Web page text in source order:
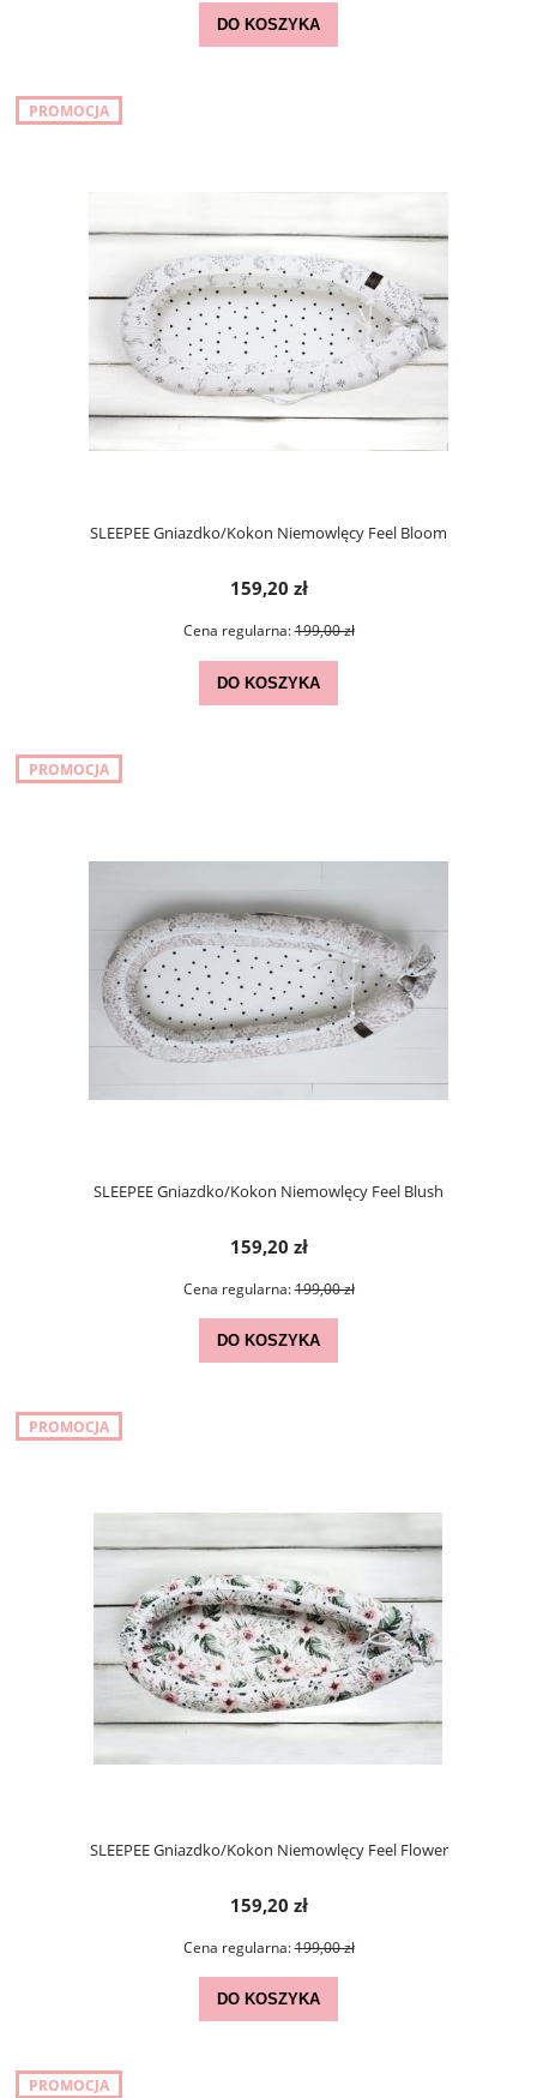
DO KOSZYKA
SLEEPEE Gniazdko/Kokon Niemowlęcy Feel Bloom
159,20 zł
Cena regularna:199,00 zł
DO KOSZYKA
PROMOCJA
SLEEPEE Gniazdko/Kokon Niemowlęcy Feel Blush
159,20 zł
Cena regularna:199,00 zł
DO KOSZYKA
PROMOCJA
SLEEPEE Gniazdko/Kokon Niemowlęcy Feel Flower
159,20 zł
Cena regularna:199,00 zł
DO KOSZYKA
PROMOCJA
PROMOCJA